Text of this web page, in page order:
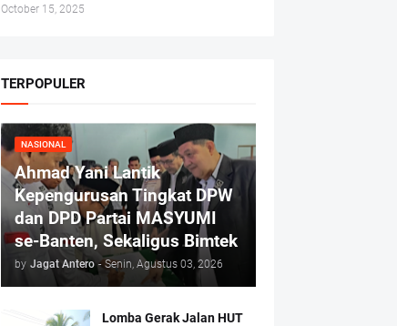
October 15, 2025
TERPOPULER
NASIONAL
Ahmad Yani Lantik
Kepengurusan Tingkat DPW
dan DPD Partai MASYUMI
se-Banten, Sekaligus Bimtek
by Jagat Antero - Senin, Agustus 03, 2026
Lomba Gerak Jalan HUT